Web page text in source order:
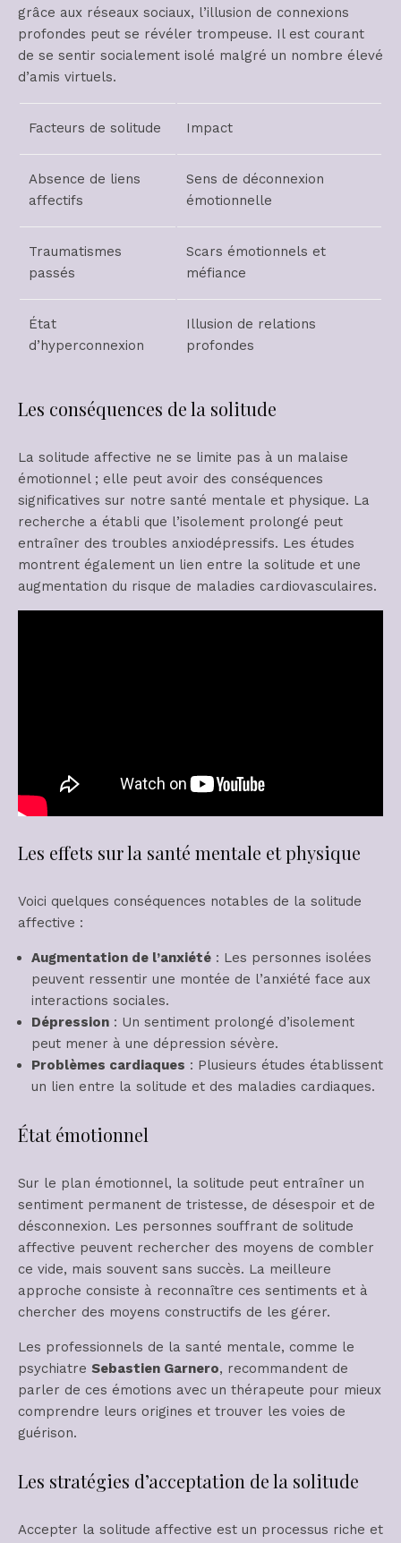
grâce aux réseaux sociaux, l’illusion de connexions
profondes peut se révéler trompeuse. Il est courant
de se sentir socialement isolé malgré un nombre élevé
d’amis virtuels.
Facteurs de solitude Impact
Absence de liens
affectifs
Sens de déconnexion
émotionnelle
Traumatismes
passés
Scars émotionnels et
méfiance
État
d’hyperconnexion
Illusion de relations
profondes
Les conséquences de la solitude
La solitude affective ne se limite pas à un malaise
émotionnel ; elle peut avoir des conséquences
significatives sur notre santé mentale et physique. La
recherche a établi que l’isolement prolongé peut
entraîner des troubles anxiodépressifs. Les études
montrent également un lien entre la solitude et une
augmentation du risque de maladies cardiovasculaires.
Les effets sur la santé mentale et physique
Voici quelques conséquences notables de la solitude
affective :
Augmentation de l’anxiété : Les personnes isolées
peuvent ressentir une montée de l’anxiété face aux
interactions sociales.
Dépression : Un sentiment prolongé d’isolement
peut mener à une dépression sévère.
Problèmes cardiaques : Plusieurs études établissent
un lien entre la solitude et des maladies cardiaques.
État émotionnel
Sur le plan émotionnel, la solitude peut entraîner un
sentiment permanent de tristesse, de désespoir et de
désconnexion. Les personnes souffrant de solitude
affective peuvent rechercher des moyens de combler
ce vide, mais souvent sans succès. La meilleure
approche consiste à reconnaître ces sentiments et à
chercher des moyens constructifs de les gérer.
Les professionnels de la santé mentale, comme le
psychiatre Sebastien Garnero, recommandent de
parler de ces émotions avec un thérapeute pour mieux
comprendre leurs origines et trouver les voies de
guérison.
Les stratégies d’acceptation de la solitude
Accepter la solitude affective est un processus riche et